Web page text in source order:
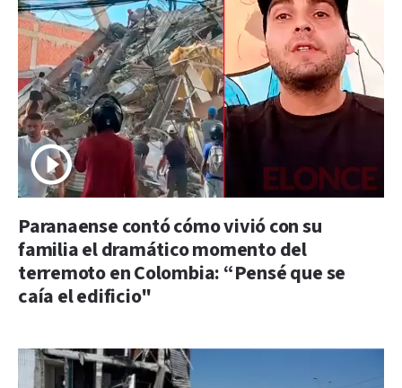
Paranaense contó cómo vivió con su
familia el dramático momento del
terremoto en Colombia: “Pensé que se
caía el edificio"